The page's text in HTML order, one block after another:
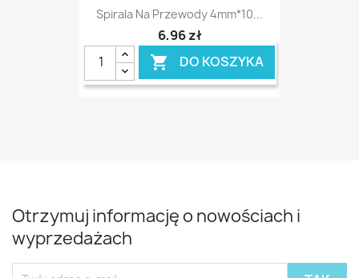
Spirala Na Przewody 4mm*10...
6,96 zł
 DO KOSZYKA
Otrzymuj informację o nowościach i
wyprzedażach